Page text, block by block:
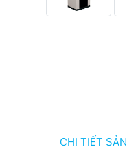
CHI TIẾT